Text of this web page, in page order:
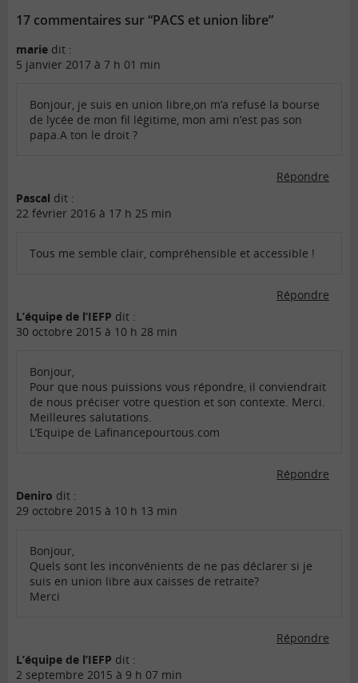
17 commentaires sur “PACS et union libre”
marie dit :
5 janvier 2017 à 7 h 01 min
Bonjour, je suis en union libre,on m’a refusé la bourse
de lycée de mon fil légitime, mon ami n’est pas son
papa.A ton le droit ?
Répondre
Pascal dit :
22 février 2016 à 17 h 25 min
Tous me semble clair, compréhensible et accessible !
Répondre
L’équipe de l’IEFP dit :
30 octobre 2015 à 10 h 28 min
Bonjour,
Pour que nous puissions vous répondre, il conviendrait
de nous préciser votre question et son contexte. Merci.
Meilleures salutations.
L’Equipe de Lafinancepourtous.com
Répondre
Deniro dit :
29 octobre 2015 à 10 h 13 min
Bonjour,
Quels sont les inconvénients de ne pas déclarer si je
suis en union libre aux caisses de retraite?
Merci
Répondre
L’équipe de l’IEFP dit :
2 septembre 2015 à 9 h 07 min